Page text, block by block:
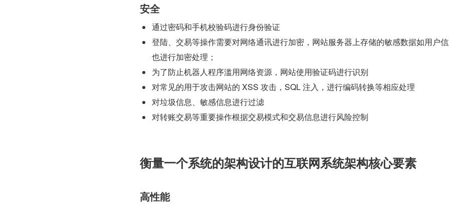
安全
通过密码和手机校验码进行身份验证
登陆、交易等操作需要对网络通讯进行加密，网站服务器上存储的敏感数据如用户
也进行加密处理；
为了防止机器人程序滥用网络资源，网站使用验证码进行识别
对常见的用于攻击网站的 XSS 攻击，SQL 注入，进行编码转换等相应处理
对垃圾信息、敏感信息进行过滤
对转账交易等重要操作根据交易模式和交易信息进行风险控制
衡量一个系统的架构设计的互联网系统架构核心要素
高性能